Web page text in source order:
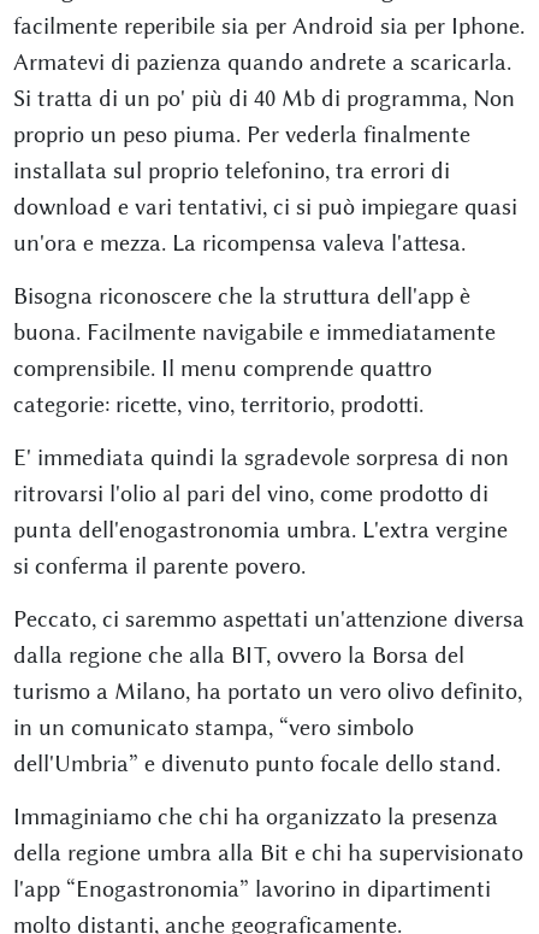
facilmente reperibile sia per Android sia per Iphone.
Armatevi di pazienza quando andrete a scaricarla.
Si tratta di un po' più di 40 Mb di programma, Non
proprio un peso piuma. Per vederla finalmente
installata sul proprio telefonino, tra errori di
download e vari tentativi, ci si può impiegare quasi
un'ora e mezza. La ricompensa valeva l'attesa.
Bisogna riconoscere che la struttura dell'app è
buona. Facilmente navigabile e immediatamente
comprensibile. Il menu comprende quattro
categorie: ricette, vino, territorio, prodotti.
E' immediata quindi la sgradevole sorpresa di non
ritrovarsi l'olio al pari del vino, come prodotto di
punta dell'enogastronomia umbra. L'extra vergine
si conferma il parente povero.
Peccato, ci saremmo aspettati un'attenzione diversa
dalla regione che alla BIT, ovvero la Borsa del
turismo a Milano, ha portato un vero olivo definito,
in un comunicato stampa, “vero simbolo
dell'Umbria” e divenuto punto focale dello stand.
Immaginiamo che chi ha organizzato la presenza
della regione umbra alla Bit e chi ha supervisionato
l'app “Enogastronomia” lavorino in dipartimenti
molto distanti, anche geograficamente.